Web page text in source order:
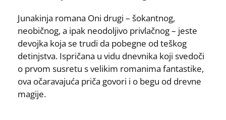
Junakinja romana Oni drugi – šokantnog,
neobičnog, a ipak neodoljivo privlačnog – jeste
devojka koja se trudi da pobegne od teškog
detinjstva. Ispričana u vidu dnevnika koji svedoči
o prvom susretu s velikim romanima fantastike,
ova očaravajuća priča govori i o begu od drevne
magije.